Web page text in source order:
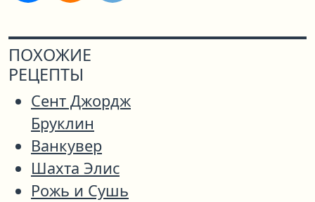
ПОХОЖИЕ
РЕЦЕПТЫ
Сент Джордж
Бруклин
Ванкувер
Шахта Элис
Рожь и Сушь